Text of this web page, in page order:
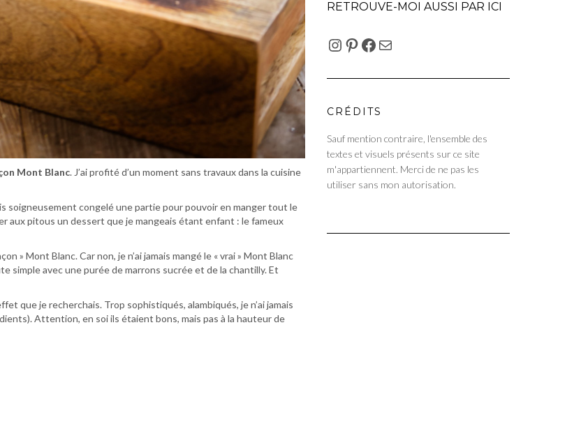
Mont Blanc. J’ai profité d’un moment sans travaux dans la cuisine
soigneusement congelé une partie pour pouvoir en manger tout le
aux pitous un dessert que je mangeais étant enfant : le fameux
» Mont Blanc. Car non, je n’ai jamais mangé le « vrai » Mont Blanc
simple avec une purée de marrons sucrée et de la chantilly. Et
que je recherchais. Trop sophistiqués, alambiqués, je n’ai jamais
Attention, en soi ils étaient bons, mais pas à la hauteur de
RETROUVE-MOI AUSSI PAR ICI
INSTAGRAM
PINTEREST
FACEBOOK
E-MAIL
CRÉDITS
Sauf mention contraire, l'ensemble des
textes et visuels présents sur ce site
m'appartiennent. Merci de ne pas les
utiliser sans mon autorisation.